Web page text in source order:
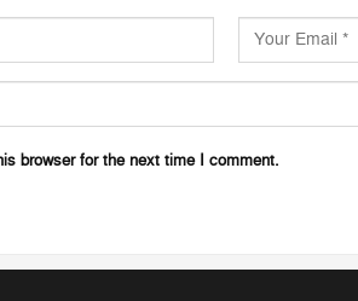
browser for the next time I comment.